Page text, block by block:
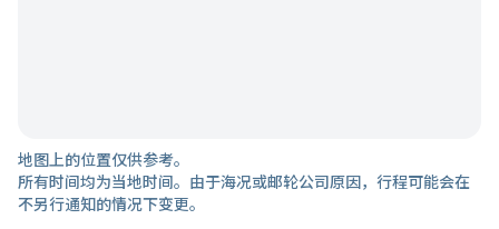
地图上的位置仅供参考。
所有时间均为当地时间。由于海况或邮轮公司原因，行程可能会在
不另行通知的情况下变更。